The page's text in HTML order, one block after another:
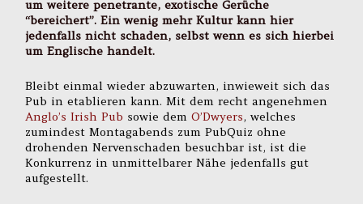
um weitere penetrante, exotische Gerüche
“bereichert”. Ein wenig mehr Kultur kann hier
jedenfalls nicht schaden, selbst wenn es sich hierbei
um Englische handelt.
Bleibt einmal wieder abzuwarten, inwieweit sich das
Pub in etablieren kann. Mit dem recht angenehmen
Anglo’s Irish Pub sowie demO’Dwyers, welches
zumindest Montagabends zum PubQuiz ohne
drohenden Nervenschaden besuchbar ist, ist die
Konkurrenz in unmittelbarer Nähe jedenfalls gut
aufgestellt.